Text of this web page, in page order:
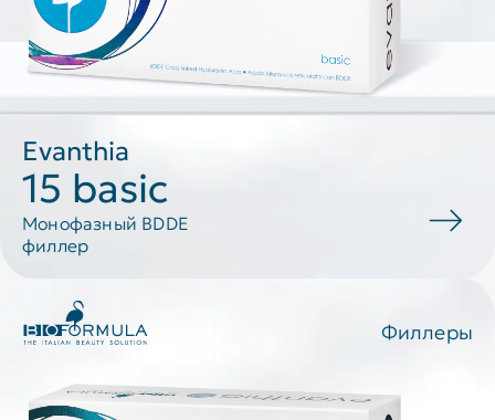
Evanthia
15 basic
Монофазный BDDE
филлер
Филлеры